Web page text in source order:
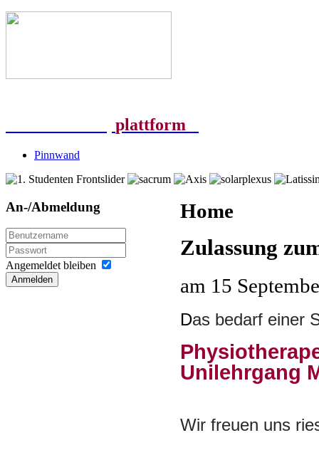
plattform
Pinnwand
Home
Zulassung
am 15
Das bedarf einer
Unilehrgang
Wir freuen uns
An-/Abmeldung
Angemeldet bleiben
Anmelden